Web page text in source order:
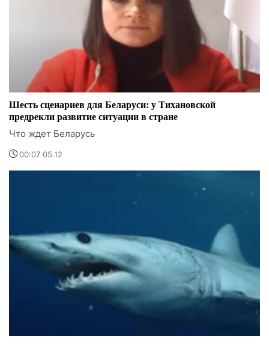
Шесть сценариев для Беларуси: у Тихановской
предрекли развитие ситуации в стране
Что ждет Беларусь
00:07 05.12